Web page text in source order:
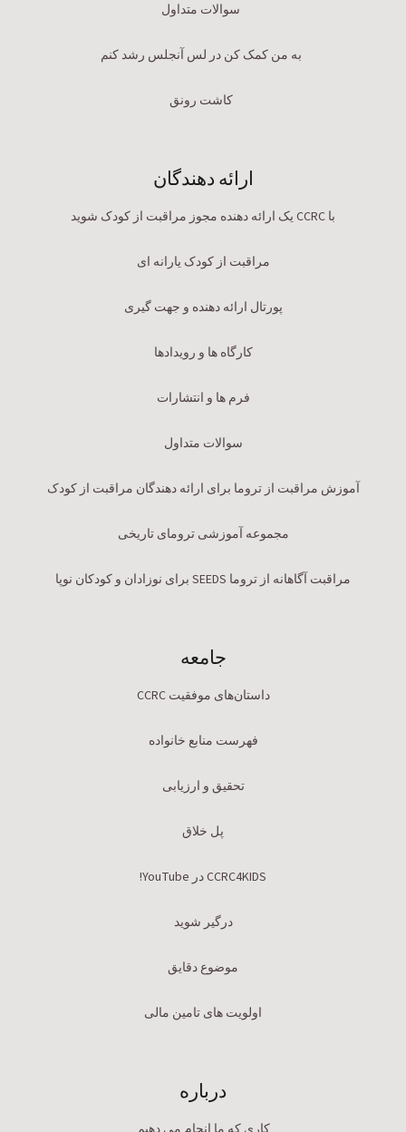
سوالات متداول
به من کمک کن در لس آنجلس رشد کنم
کاشت رونق
ارائه دهندگان
با CCRC یک ارائه دهنده مجوز مراقبت از کودک شوید
مراقبت از کودک یارانه ای
پورتال ارائه دهنده و جهت گیری
کارگاه ها و رویدادها
فرم ها و انتشارات
سوالات متداول
آموزش مراقبت از تروما برای ارائه دهندگان مراقبت از کودک
مجموعه آموزشی ترومای تاریخی
مراقبت آگاهانه از تروما SEEDS برای نوزادان و کودکان نوپا
جامعه
داستان‌های موفقیت CCRC
فهرست منابع خانواده
تحقیق و ارزیابی
پل خلاق
CCRC4KIDS در YouTube!
درگیر شوید
موضوع دقایق
اولویت های تامین مالی
درباره